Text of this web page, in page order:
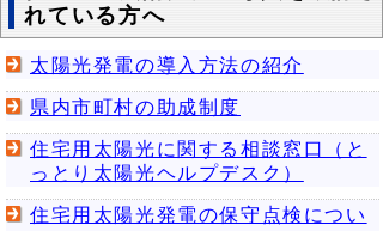
れている方へ
太陽光発電の導入方法の紹介
県内市町村の助成制度
住宅用太陽光に関する相談窓口（と
っとり太陽光ヘルプデスク）
住宅用太陽光発電の保守点検につい